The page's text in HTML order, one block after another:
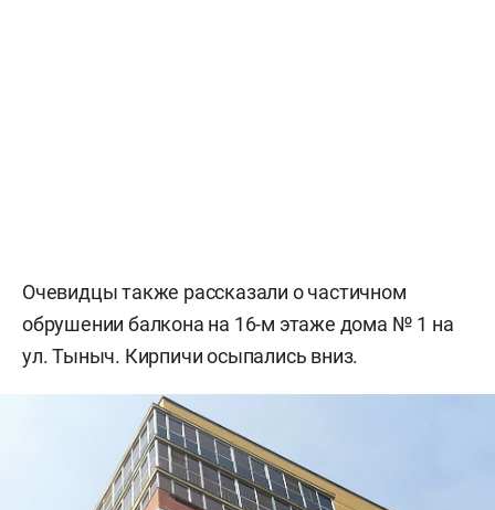
Очевидцы также рассказали о частичном
обрушении балкона на 16-м этаже дома № 1 на
ул. Тыныч. Кирпичи осыпались вниз.